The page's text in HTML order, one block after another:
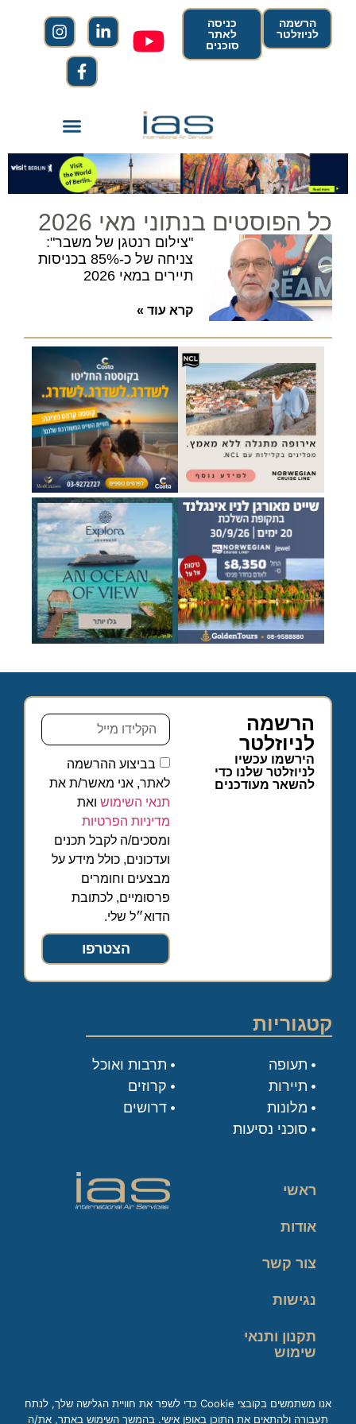
הרשמה
לניוזלטר
כניסה
לאתר
סוכנים
כל הפוסטים בנתוני מאי 2026
"צילום רנטגן של משבר":
צניחה של כ-85% בכניסות
תיירים במאי 2026
קרא עוד »
הרשמה
לניוזלטר
הירשמו עכשיו
לניוזלטר שלנו כדי
להשאר מעודכנים
בביצוע ההרשמה
לאתר, אני מאשר/ת את
תנאי השימוש ואת
מדיניות הפרטיות
ומסכים/ה לקבל תכנים
ועדכונים, כולל מידע על
מבצעים וחומרים
פרסומיים, לכתובת
הדוא״ל שלי.
הצטרפו
קטגוריות
תעופה
תיירות
מלונות
סוכני נסיעות
תרבות ואוכל
קרוזים
דרושים
ראשי
אודות
צור קשר
נגישות
תקנון ותנאי
שימוש
אנו משתמשים בקובצי Cookie כדי לשפר את חוויית הגלישה שלך, לנתח
תעבורה ולהתאים את התוכן באופן אישי. בהמשך השימוש באתר, את/ה